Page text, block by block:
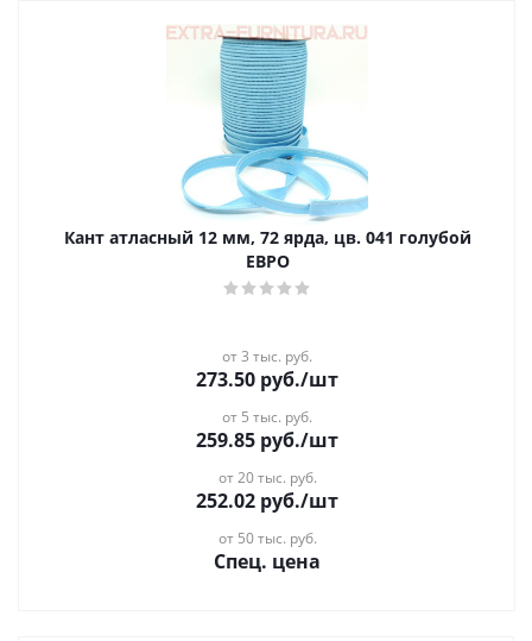
Кант атласный 12 мм, 72 ярда, цв. 041 голубой
ЕВРО
от 3 тыс. руб.
273.50 руб./шт
от 5 тыс. руб.
259.85 руб./шт
от 20 тыс. руб.
252.02 руб./шт
от 50 тыс. руб.
Спец. цена